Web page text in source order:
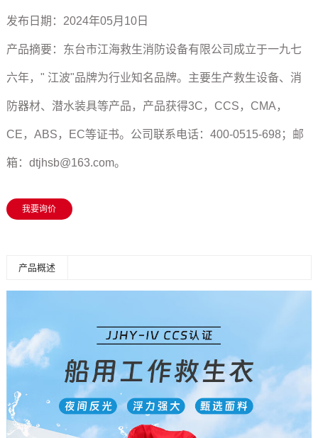
发布日期： 2024年05月10日
产品摘要： 东台市江海救生消防设备有限公司成立于一九七
六年，" 江波"品牌为行业知名品牌。主要生产救生设备、消
防器材、潜水装具等产品，产品获得3C，CCS，CMA，
CE，ABS，EC等证书。公司联系电话：400-0515-698；邮
箱：dtjhsb@163.com。
我要询价
产品概述